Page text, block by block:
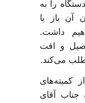
را به
آن باز یا
داشت.
و افت
می‌کند.
کمیته‌های
جناب آقای